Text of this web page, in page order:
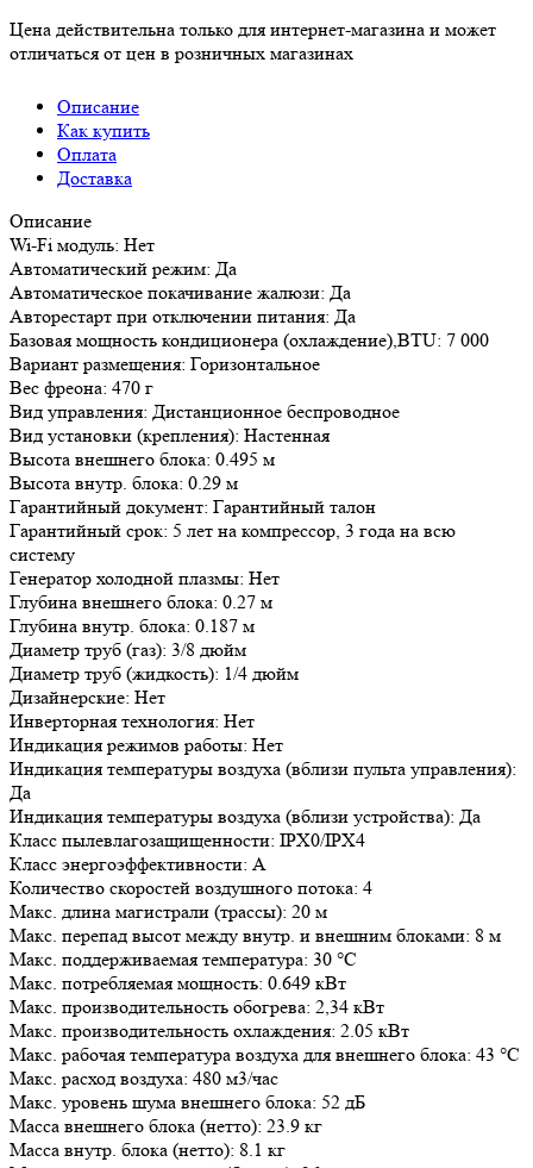
Цена действительна только для интернет-магазина и может
отличаться от цен в розничных магазинах
Описание
Как купить
Оплата
Доставка
Описание
Wi-Fi модуль: Нет
Автоматический режим: Да
Автоматическое покачивание жалюзи: Да
Авторестарт при отключении питания: Да
Базовая мощность кондиционера (охлаждение),BTU: 7 000
Вариант размещения: Горизонтальное
Вес фреона: 470 г
Вид управления: Дистанционное беспроводное
Вид установки (крепления): Настенная
Высота внешнего блока: 0.495 м
Высота внутр. блока: 0.29 м
Гарантийный документ: Гарантийный талон
Гарантийный срок: 5 лет на компрессор, 3 года на всю
систему
Генератор холодной плазмы: Нет
Глубина внешнего блока: 0.27 м
Глубина внутр. блока: 0.187 м
Диаметр труб (газ): 3/8 дюйм
Диаметр труб (жидкость): 1/4 дюйм
Дизайнерские: Нет
Инверторная технология: Нет
Индикация режимов работы: Нет
Индикация температуры воздуха (вблизи пульта управления):
Да
Индикация температуры воздуха (вблизи устройства): Да
Класс пылевлагозащищенности: IPX0/IPX4
Класс энергоэффективности: A
Количество скоростей воздушного потока: 4
Макс. длина магистрали (трассы): 20 м
Макс. перепад высот между внутр. и внешним блоками: 8 м
Макс. поддерживаемая температура: 30 °С
Макс. потребляемая мощность: 0.649 кВт
Макс. производительность обогрева: 2,34 кВт
Макс. производительность охлаждения: 2.05 кВт
Макс. рабочая температура воздуха для внешнего блока: 43 °С
Макс. расход воздуха: 480 м3/час
Макс. уровень шума внешнего блока: 52 дБ
Масса внешнего блока (нетто): 23.9 кг
Масса внутр. блока (нетто): 8.1 кг